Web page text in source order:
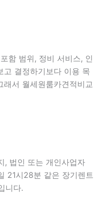
함 범위, 정비 서비스, 인
결정하기보다 이용 목
서 월세원룸카견적비교
, 법인 또는 개인사업자
21시28분 같은 장기렌트
니다.